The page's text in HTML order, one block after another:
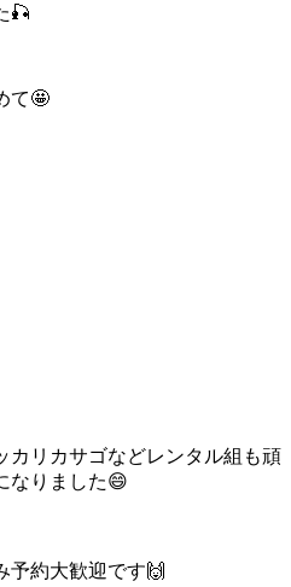
🎣
て🤩
カリカサゴなどレンタル組も頑
なりました😄
予約大歓迎です🙌